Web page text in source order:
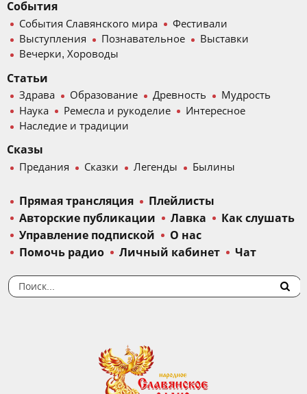
События
События Славянского мира
Фестивали
Выступления
Познавательное
Выставки
Вечерки, Хороводы
Статьи
Здрава Образование Древность
Мудрость
Наука
Ремесла и рукоделие
Интересное
Наследие и традиции
Сказы
Предания Сказки Легенды Былины
Прямая трансляция
Плейлисты
Авторские публикации
Лавка
Как слушать
Управление подпиской
О нас
Помочь радио
Личный кабинет Чат